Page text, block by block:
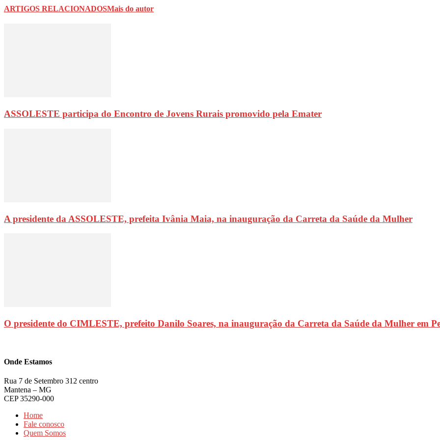
ARTIGOS RELACIONADOSMais do autor
ASSOLESTE participa do Encontro de Jovens Rurais promovido pela Emater
A presidente da ASSOLESTE, prefeita Ivânia Maia, na inauguração da Carreta da Saúde da Mulher
O presidente do CIMLESTE, prefeito Danilo Soares, na inauguração da Carreta da Saúde da Mulher em
Onde Estamos
Rua 7 de Setembro 312 centro
Mantena – MG
CEP 35290-000
Home
Fale conosco
Quem Somos